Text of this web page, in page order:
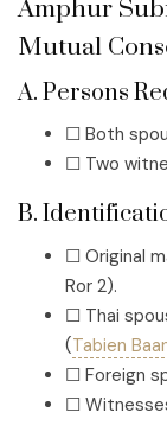
Amphur
Mutual
A. Persons
☐ Both
☐ Two
B.
☐ Original
Ror 2).
☐ Thai
(Tabien
☐ Foreign
☐